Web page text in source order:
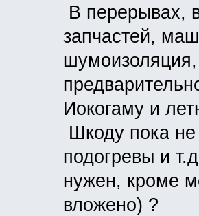
В перерывах,
запчастей,
Иокогаму и
Шкоду пока
подогревы и
нужен, кроме
вложено) ?